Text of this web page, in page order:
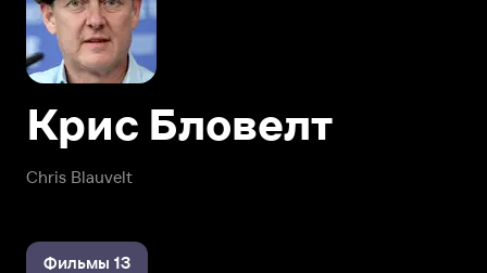
Chris Blauvelt
Крис Бловелт
Фильмы 13